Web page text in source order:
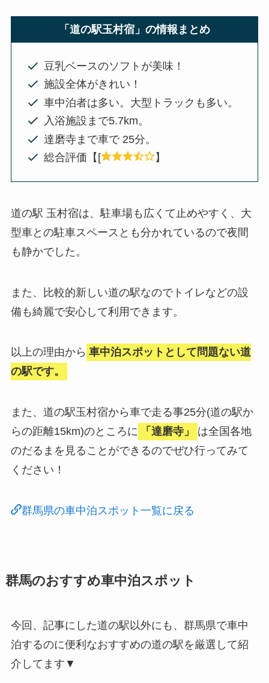
「道の駅玉村宿」の情報まとめ
豆乳ベースのソフトが美味！
施設全体がきれい！
車中泊者は多い。大型トラックも多い。
入浴施設まで5.7km。
達磨寺まで車で 25分。
総合評価【[
】
道の駅 玉村宿は、駐車場も広くて止めやすく、大
型車との駐車スペースとも分かれているので夜間
も静かでした。
また、比較的新しい道の駅なのでトイレなどの設
備も綺麗で安心して利用できます。
以上の理由から 車中泊スポットとして問題ない道
の駅です。
また、道の駅玉村宿から車で走る事25分(道の駅か
らの距離15km)のところに
「達磨寺」
は全国各地
のだるまを見ることができるのでぜひ行ってみて
ください！
群馬県の車中泊スポット一覧に戻る
群馬のおすすめ車中泊スポット
今回、記事にした道の駅以外にも、群馬県で車中
泊するのに便利なおすすめの道の駅を厳選して紹
介してます▼